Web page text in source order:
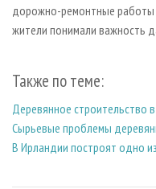
дорожно-ремонтные работы
жители понимали важность
Также по теме:
Деревянное строительство
Сырьевые проблемы
В Ирландии построят одно